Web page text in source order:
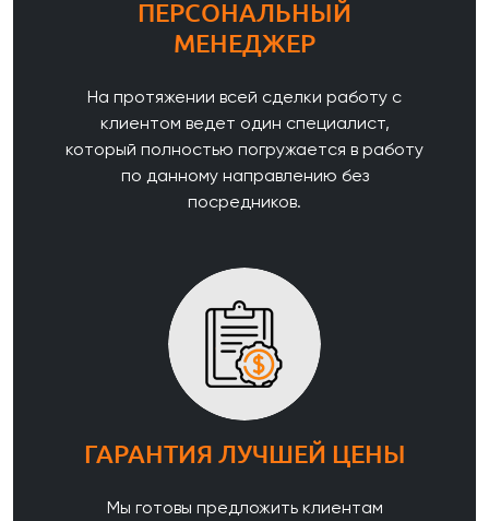
ПЕРСОНАЛЬНЫЙ
МЕНЕДЖЕР
На протяжении всей сделки работу с
клиентом ведет один специалист,
который полностью погружается в работу
по данному направлению без
посредников.
ГАРАНТИЯ ЛУЧШЕЙ ЦЕНЫ
Мы готовы предложить клиентам